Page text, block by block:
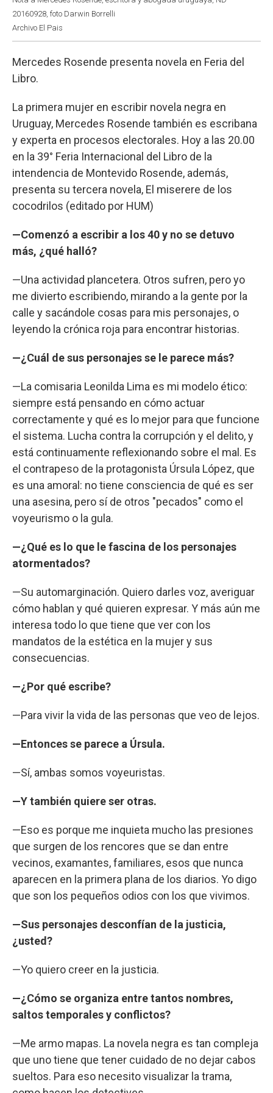
20160928, foto Darwin Borrelli
Archivo El Pais
Mercedes Rosende presenta novela en Feria del
Libro.
La primera mujer en escribir novela negra en
Uruguay, Mercedes Rosende también es escribana
y experta en procesos electorales. Hoy a las 20.00
en la 39° Feria Internacional del Libro de la
intendencia de Montevido Rosende, además,
presenta su tercera novela, El miserere de los
cocodrilos (editado por HUM)
—Comenzó a escribir a los 40 y no se detuvo
más, ¿qué halló?
—Una actividad plancetera. Otros sufren, pero yo
me divierto escribiendo, mirando a la gente por la
calle y sacándole cosas para mis personajes, o
leyendo la crónica roja para encontrar historias.
—¿Cuál de sus personajes se le parece más?
—La comisaria Leonilda Lima es mi modelo ético:
siempre está pensando en cómo actuar
correctamente y qué es lo mejor para que funcione
el sistema. Lucha contra la corrupción y el delito, y
está continuamente reflexionando sobre el mal. Es
el contrapeso de la protagonista Úrsula López, que
es una amoral: no tiene consciencia de qué es ser
una asesina, pero sí de otros "pecados" como el
voyeurismo o la gula.
—¿Qué es lo que le fascina de los personajes
atormentados?
—Su automarginación. Quiero darles voz, averiguar
cómo hablan y qué quieren expresar. Y más aún me
interesa todo lo que tiene que ver con los
mandatos de la estética en la mujer y sus
consecuencias.
—¿Por qué escribe?
—Para vivir la vida de las personas que veo de lejos.
—Entonces se parece a Úrsula.
—Sí, ambas somos voyeuristas.
—Y también quiere ser otras.
—Eso es porque me inquieta mucho las presiones
que surgen de los rencores que se dan entre
vecinos, examantes, familiares, esos que nunca
aparecen en la primera plana de los diarios. Yo digo
que son los pequeños odios con los que vivimos.
—Sus personajes desconfían de la justicia,
¿usted?
—Yo quiero creer en la justicia.
—¿Cómo se organiza entre tantos nombres,
saltos temporales y conflictos?
—Me armo mapas. La novela negra es tan compleja
que uno tiene que tener cuidado de no dejar cabos
sueltos. Para eso necesito visualizar la trama,